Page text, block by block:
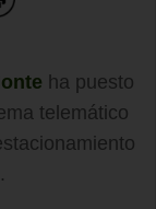
ha puesto
telemático